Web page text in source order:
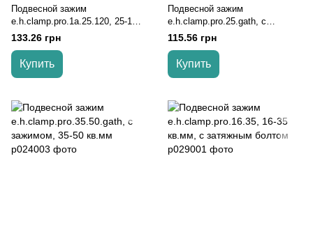
Подвесной зажим
e.h.clamp.pro.1a.25.120, 25-120
кв.мм, тип А
133.26 грн
Купить
Подвесной зажим
e.h.clamp.pro.25.gath, с
зажимом, 25 кв.мм
115.56 грн
Купить